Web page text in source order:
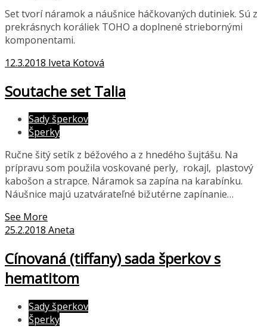
Set tvorí náramok a náušnice háčkovaných dutiniek. Sú z
prekrásnych koráliek TOHO a doplnené striebornými
komponentami.
12.3.2018 Iveta Kotová
Soutache set Talia
Sady šperkov
Šperky
Ručne šitý setík z béžového a z hnedého šujtášu. Na
prípravu som použila voskované perly, rokajl, plastový
kabošon a strapce. Náramok sa zapína na karabínku.
Náušnice majú uzatvárateľné bižutérne zapínanie…
See More
25.2.2018 Aneta
Cínovaná (tiffany) sada šperkov s
hematitom
Sady šperkov
Šperky